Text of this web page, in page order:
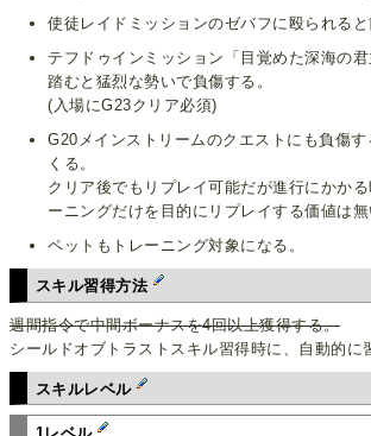
使徒レイドミッションのゼバフに殴られると
テフドゥインミッション「目覚めた深海の
踏むと猛烈な勢いで負傷する。
(入場にG23クリア必須)
G20メインストリームのクエストにも負傷
くる。
クリア後でもリプレイ可能だが進行にかか
ーニングだけを目的にリプレイする価値は無
ペットもトレーニング対象になる。
スキル習得方法
週間指令で中間ボーナスを4回以上獲得する。
シールドオブトラストスキル習得時に、自動的に
スキルレベル